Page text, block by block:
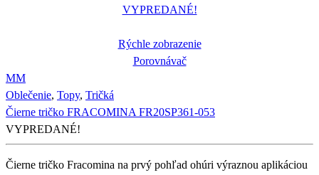
VYPREDANÉ!
Rýchle zobrazenie
Porovnávač
MM
Oblečenie, Topy, Tričká
Čierne tričko FRACOMINA FR20SP361-053
VYPREDANÉ!
Čierne tričko Fracomina na prvý pohľad ohúri výraznou aplikáciou